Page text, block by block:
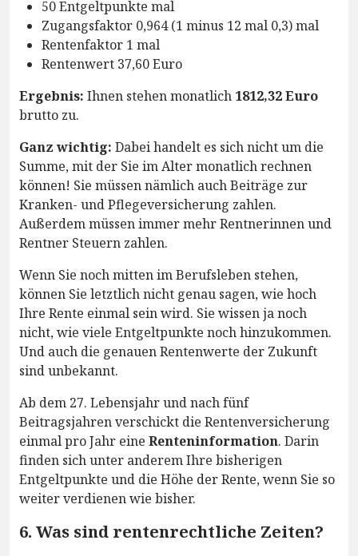
50 Entgeltpunkte mal
Zugangsfaktor 0,964 (1 minus 12 mal 0,3) mal
Rentenfaktor 1 mal
Rentenwert 37,60 Euro
Ergebnis: Ihnen stehen monatlich 1812,32 Euro
brutto zu.
Ganz wichtig: Dabei handelt es sich nicht um die
Summe, mit der Sie im Alter monatlich rechnen
können! Sie müssen nämlich auch Beiträge zur
Kranken- und Pflegeversicherung zahlen.
Außerdem müssen immer mehr Rentnerinnen und
Rentner Steuern zahlen.
Wenn Sie noch mitten im Berufsleben stehen,
können Sie letztlich nicht genau sagen, wie hoch
Ihre Rente einmal sein wird. Sie wissen ja noch
nicht, wie viele Entgeltpunkte noch hinzukommen.
Und auch die genauen Rentenwerte der Zukunft
sind unbekannt.
Ab dem 27. Lebensjahr und nach fünf
Beitragsjahren verschickt die Rentenversicherung
einmal pro Jahr eine Renteninformation. Darin
finden sich unter anderem Ihre bisherigen
Entgeltpunkte und die Höhe der Rente, wenn Sie so
weiter verdienen wie bisher.
6. Was sind rentenrechtliche Zeiten?